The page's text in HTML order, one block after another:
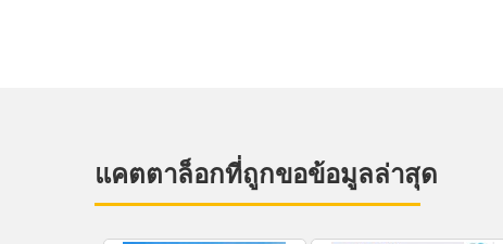
แคตตาล็อกที่ถูกขอข้อมูลล่าสุด